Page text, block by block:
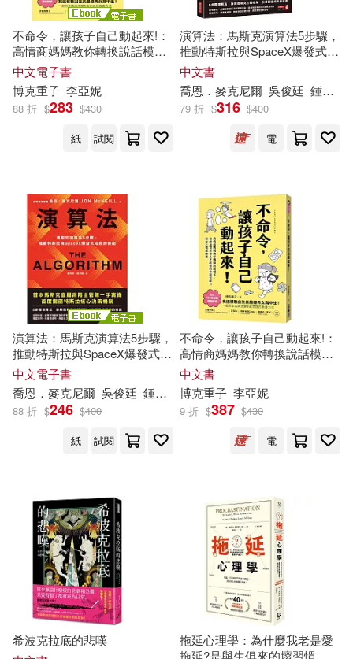
中華台北特奧會(15) 冰波(15)
周藝文(15) 國際特奧會(15)
山田南平(15) 木下さくら(15)
灌木文化(15) 邱若龍(15)
雅洛斯拉夫‧哈謝克(15)
雷克．萊爾頓(15)
風車編輯群(15)
（法）梅洛-龐蒂(15)
（美）博恩·崔西(15)
（美）尼古拉·特斯拉(15)
（英）喬爾德(15)
(美)弗蘭克·鮑姆(14)
Matt Coler(14)
人民音樂出版社(102)
北京科學技術出版社(102)
Eloquence(101)
中國醫藥科技出版社(99)
河北少年兒童出版社(99)
湖南少年兒童出版社(99)
北方婦女兒童出版社(97)
浙江少年兒童出版社(96)
知識產權出版社(94)
Capriccio(91) Aparte(90)
北京出版社(90)
不命令，讓孩子自己動起來!：
高情商媽媽教你轉換說話模
式，自然培育未來人才所需的
非認知能力與SEL情緒素養 (電
子書)
中文電子書
博克重子 李亞妮
88 折 $283 $430
紙
試閱
演算法：馬斯克演算法5步驟，
推動特斯拉與SpaceX爆發式成
長的祕密
中文書
喬恩．麥克尼爾 吳俊廷 鍾玉玨
79 折 $316 $400
電
演算法：馬斯克演算法5步驟，
推動特斯拉與SpaceX爆發式成
長的祕密 (電子書)
中文電子書
喬恩．麥克尼爾 吳俊廷 鍾玉玨
88 折 $246 $400
紙
試閱
不命令，讓孩子自己動起來!：
高情商媽媽教你轉換說話模
式，自然培育未來人才所需的
非認知能力與SEL情緒素養
中文書
博克重子 李亞妮
9 折 $387 $430
電
希波克拉底的悲嘆
拖延心理學：為什麼我老是愛
拖延?是與生俱來的壞習慣，還